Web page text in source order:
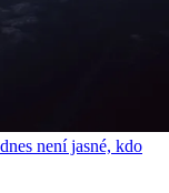
není jasné, kdo